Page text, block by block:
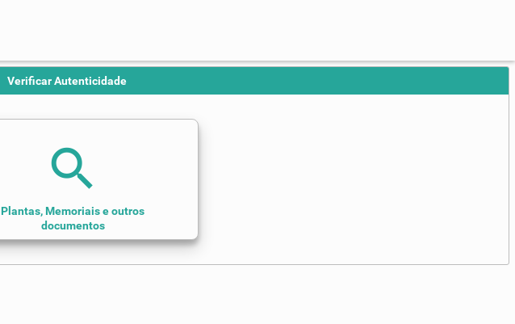
Verificar Autenticidade
search
Plantas, Memoriais e outros
documentos